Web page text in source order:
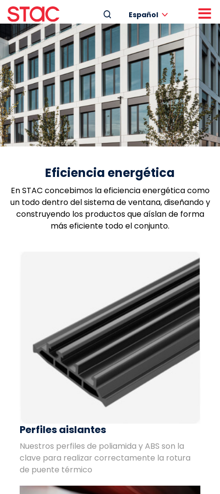
Español
Eficiencia energética
En STAC concebimos la eficiencia energética como
un todo dentro del sistema de ventana, diseñando y
construyendo los productos que aíslan de forma
más eficiente todo el conjunto.
Perfiles aislantes
Nuestros perfiles de poliamida y ABS son la
clave para realizar correctamente la rotura
de puente térmico